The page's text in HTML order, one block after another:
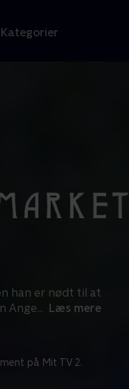
Kategorier
han er nødt til at
Ange... Læs mere
på Mit TV 2.